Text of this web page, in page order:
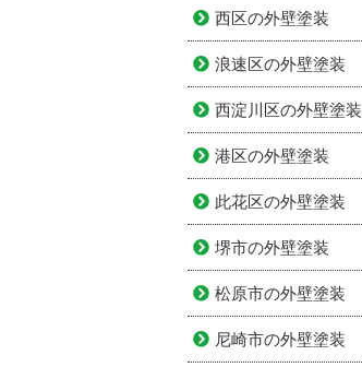
西区の外壁塗装
浪速区の外壁塗装
西淀川区の外壁塗装
港区の外壁塗装
此花区の外壁塗装
堺市の外壁塗装
松原市の外壁塗装
尼崎市の外壁塗装